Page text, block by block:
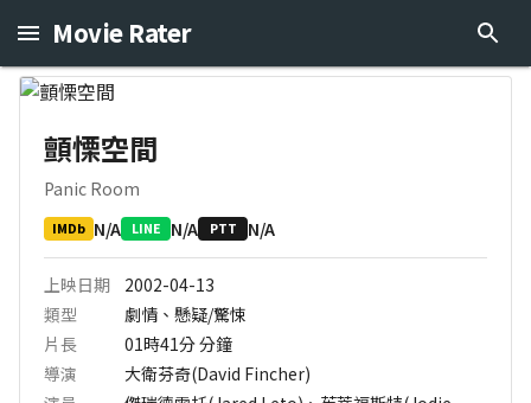
Movie Rater
顫慄空間
Panic Room
IMDb N/A LINE N/A PTT N/A
上映日期
2002-04-13
類型
劇情、懸疑/驚悚
片長
01時41分分鐘
導演
大衛芬奇(David Fincher)